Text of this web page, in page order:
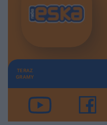
TERAZ
GRAMY